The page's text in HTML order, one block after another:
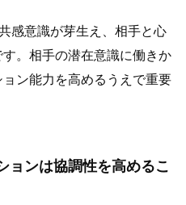
感意識が芽生え、相手と心
。相手の潜在意識に働きか
ン能力を高めるうえで重要
ョンは協調性を高めるこ